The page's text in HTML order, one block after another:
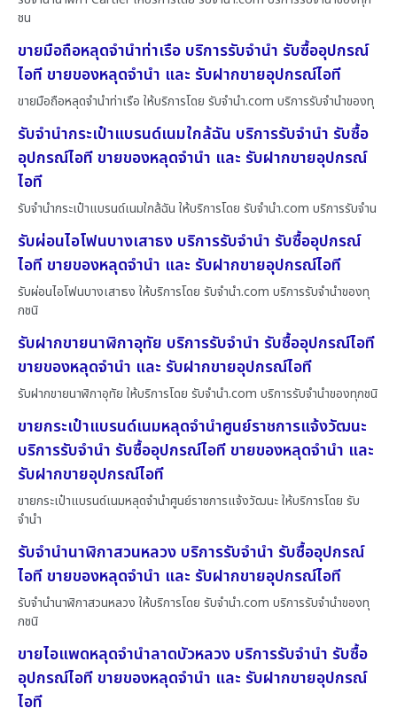
ชน
ขายมือถือหลุดจำนำท่าเรือ บริการรับจำนำ รับซื้ออุปกรณ์
ไอที ขายของหลุดจำนำ และ รับฝากขายอุปกรณ์ไอที
ขายมือถือหลุดจำนำท่าเรือ ให้บริการโดย รับจํานํา.com บริการรับจำนำของทุ
รับจำนำกระเป๋าแบรนด์เนมใกล้ฉัน บริการรับจำนำ รับซื้อ
อุปกรณ์ไอที ขายของหลุดจำนำ และ รับฝากขายอุปกรณ์
ไอที
รับจำนำกระเป๋าแบรนด์เนมใกล้ฉัน ให้บริการโดย รับจํานํา.com บริการรับจำน
รับผ่อนไอโฟนบางเสาธง บริการรับจำนำ รับซื้ออุปกรณ์
ไอที ขายของหลุดจำนำ และ รับฝากขายอุปกรณ์ไอที
รับผ่อนไอโฟนบางเสาธง ให้บริการโดย รับจํานํา.com บริการรับจำนำของทุ
กชนิ
รับฝากขายนาฬิกาอุทัย บริการรับจำนำ รับซื้ออุปกรณ์ไอที
ขายของหลุดจำนำ และ รับฝากขายอุปกรณ์ไอที
รับฝากขายนาฬิกาอุทัย ให้บริการโดย รับจํานํา.com บริการรับจำนำของทุกชนิ
ขายกระเป๋าแบรนด์เนมหลุดจำนำศูนย์ราชการแจ้งวัฒนะ
บริการรับจำนำ รับซื้ออุปกรณ์ไอที ขายของหลุดจำนำ และ
รับฝากขายอุปกรณ์ไอที
ขายกระเป๋าแบรนด์เนมหลุดจำนำศูนย์ราชการแจ้งวัฒนะ ให้บริการโดย รับ
จํานํา
รับจำนำนาฬิกาสวนหลวง บริการรับจำนำ รับซื้ออุปกรณ์
ไอที ขายของหลุดจำนำ และ รับฝากขายอุปกรณ์ไอที
รับจำนำนาฬิกาสวนหลวง ให้บริการโดย รับจํานํา.com บริการรับจำนำของทุ
กชนิ
ขายไอแพดหลุดจำนำลาดบัวหลวง บริการรับจำนำ รับซื้อ
อุปกรณ์ไอที ขายของหลุดจำนำ และ รับฝากขายอุปกรณ์
ไอที